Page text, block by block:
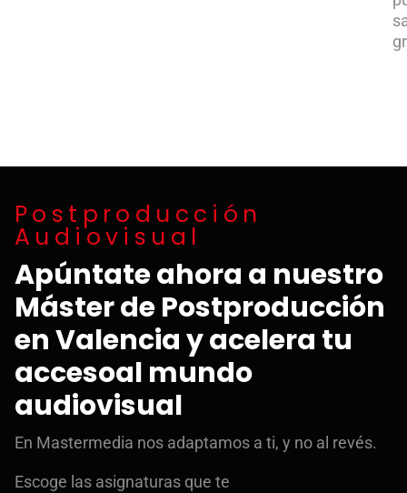
Postproducción
Audiovisual
Apúntate ahora a nuestro
Máster de Postproducción
en Valencia y acelera tu
accesoal mundo
audiovisual
En Mastermedia nos adaptamos a ti, y no al revés.
Escoge las asignaturas que te